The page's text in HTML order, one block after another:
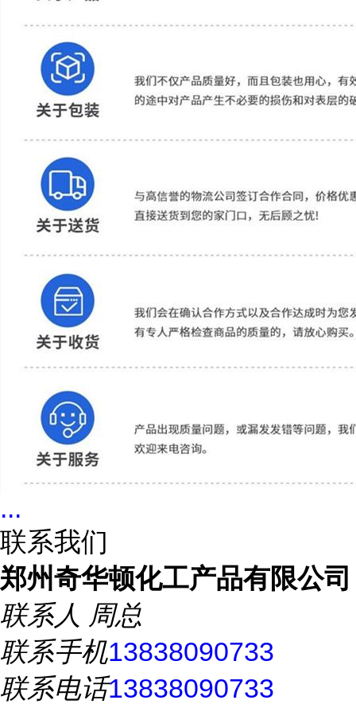
...
联系我们
郑州奇华顿化工产品有限公司
联系人 周总
联系手机13838090733
联系电话13838090733